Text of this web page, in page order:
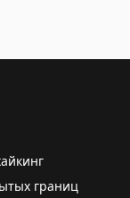
границ